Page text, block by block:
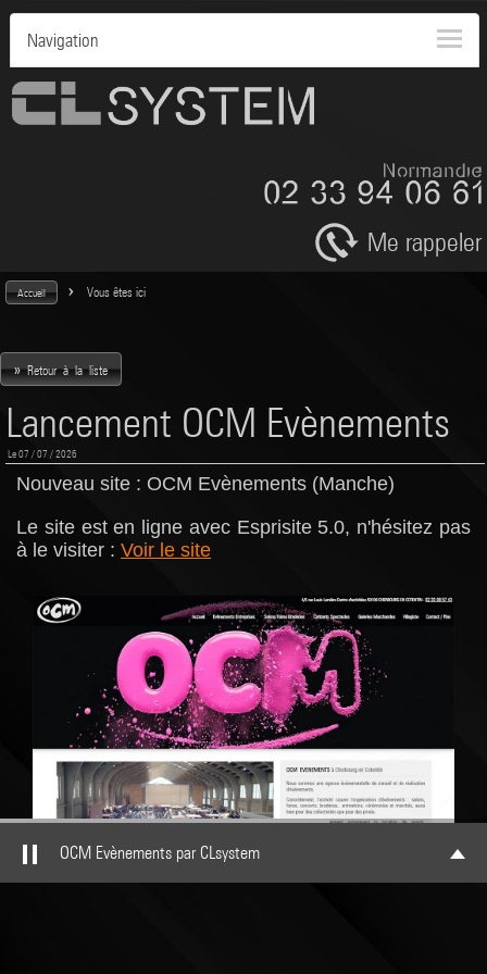
Me rappeler
Navigation
Accueil > Vous êtes ici
»Retour à la liste
Lancement OCM Evènements
Le 07 / 07 / 2026
Nouveau site : OCM Evènements (Manche)
Le site est en ligne avec Esprisite 5.0, n'hésitez pas
à le visiter : Voir le site
OCM Evènements par CLsystem